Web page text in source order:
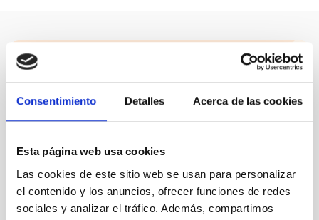
Consentimiento Detalles Acerca de las cookies
Esta página web usa cookies
Las cookies de este sitio web se usan para personalizar
el contenido y los anuncios, ofrecer funciones de redes
sociales y analizar el tráfico. Además, compartimos
Nuestro canal de Youtube
Social’ y mucho más en formato audiovisual a un
solo clic.